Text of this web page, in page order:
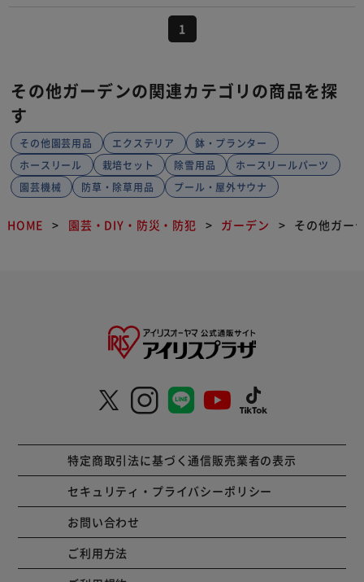
1
その他ガーデンの関連カテゴリの商品を探
す
その他園芸用品 エクステリア
鉢・プランター
ホースリール
栽培セット 除雪用品
ホースリールパーツ
園芸機械
防草・除草用品 プール・屋外サウナ
HOME 園芸・DIY・防災・防犯 ガーデン その他ガー
特定商取引法に基づく通信販売業者の表示
セキュリティ・プライバシーポリシー
お問い合わせ
ご利用方法